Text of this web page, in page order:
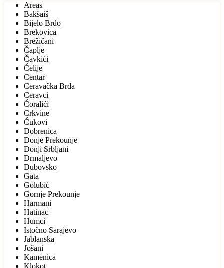
Areas
Bakšaiš
Bijelo Brdo
Brekovica
Brežičani
Čaplje
Čavkići
Ćelije
Centar
Ceravačka Brda
Ceravci
Ćoralići
Crkvine
Ćukovi
Dobrenica
Donje Prekounje
Donji Srbljani
Drmaljevo
Dubovsko
Gata
Golubić
Gornje Prekounje
Harmani
Hatinac
Humci
Istočno Sarajevo
Jablanska
Jošani
Kamenica
Klokot